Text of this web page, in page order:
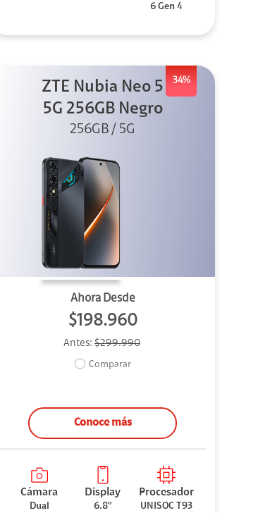
6 Gen 4
34%
ZTE Nubia Neo 5
5G 256GB Negro
256GB / 5G
Ahora Desde
$198.960
Antes: $299.990
Comparar
Conoce más
Cámara
Dual
Display
6.8"
Procesador
UNISOC T93